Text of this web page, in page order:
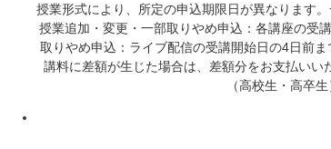
授業形式により、所定の申込期限日が異なります
授業追加・変更・一部取りやめ申込：各講座の受
取りやめ申込：ライブ配信の受講開始日の4日前
講料に差額が生じた場合は、差額分をお支払い
（高校生・高卒